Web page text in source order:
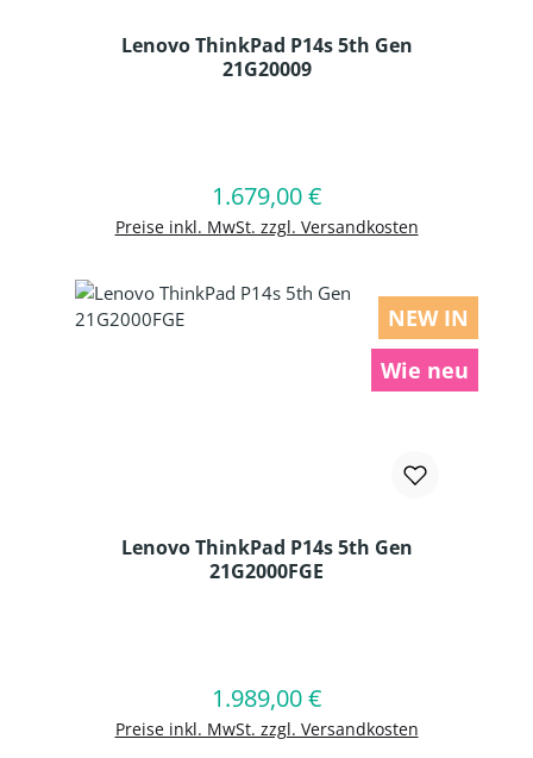
Lenovo ThinkPad P14s 5th Gen
21G20009
Regulärer Preis:
1.679,00 €
Preise inkl. MwSt. zzgl. Versandkosten
In den Warenkorb
NEW IN
Wie neu
Lenovo ThinkPad P14s 5th Gen
21G2000FGE
Regulärer Preis:
1.989,00 €
Preise inkl. MwSt. zzgl. Versandkosten
In den Warenkorb